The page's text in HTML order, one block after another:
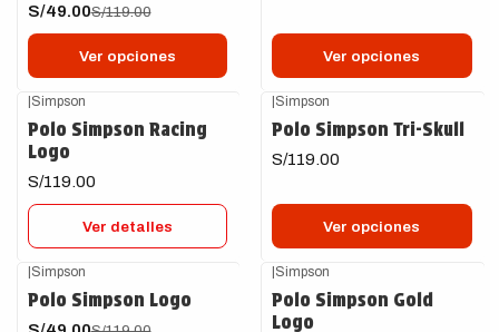
S/49.00S/119.00
Ver opciones Ver opciones
|Simpson
Polo Simpson Racing
Logo
S/119.00
Ver detalles
|Simpson
Polo Simpson Tri-Skull
S/119.00
Ver opciones
|Simpson
Polo Simpson Logo
|Simpson
Polo Simpson Gold
Logo